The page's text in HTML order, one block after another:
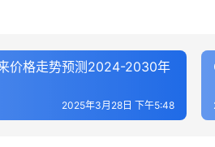
价格走势预测2024-2030年
2025年3月28日 下午5:48